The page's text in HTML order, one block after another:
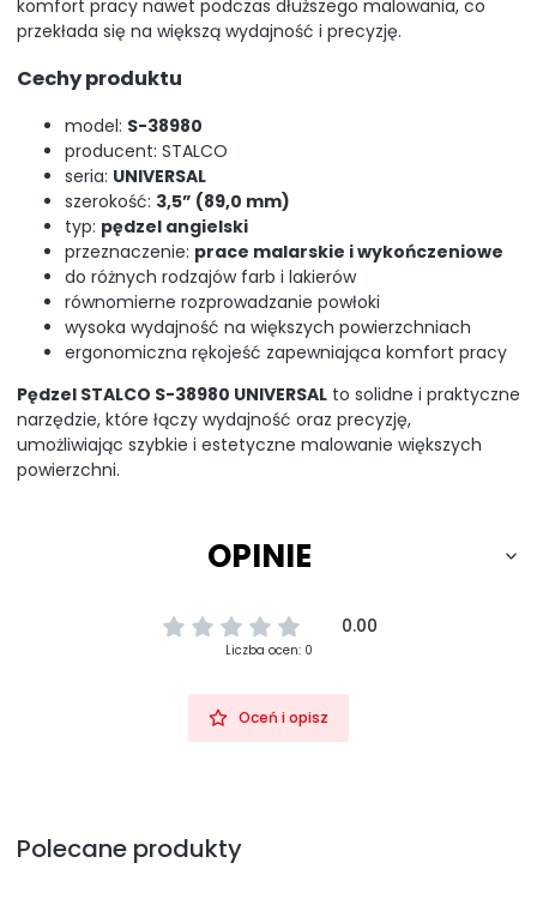
komfort pracy nawet podczas dłuższego malowania, co
przekłada się na większą wydajność i precyzję.
Cechy produktu
model: S-38980
producent: STALCO
seria: UNIVERSAL
szerokość: 3,5” (89,0 mm)
typ: pędzel angielski
przeznaczenie: prace malarskie i wykończeniowe
do różnych rodzajów farb i lakierów
równomierne rozprowadzanie powłoki
wysoka wydajność na większych powierzchniach
ergonomiczna rękojeść zapewniająca komfort pracy
Pędzel STALCO S-38980 UNIVERSAL to solidne i praktyczne
narzędzie, które łączy wydajność oraz precyzję,
umożliwiając szybkie i estetyczne malowanie większych
powierzchni.
OPINIE
0.00
Liczba ocen: 0
Oceń i opisz
Polecane produkty